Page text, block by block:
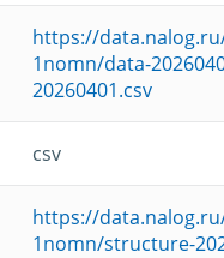
https://
1nomn/data-
20260401.csv
csv
https://
1nomn/structure-